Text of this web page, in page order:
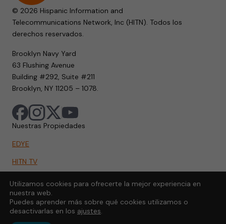
© 2026 Hispanic Information and
Telecommunications Network, Inc (HITN). Todos los
derechos reservados.
Brooklyn Navy Yard
63 Flushing Avenue
Building #292, Suite #211
Brooklyn, NY 11205 – 1078.
Nuestras Propiedades
EDYE
HITN TV
HITN.ORG
HITN GO
Utilizamos cookies para ofrecerte la mejor experiencia en
nuestra web.
Puedes aprender más sobre qué cookies utilizamos o
desactivarlas en los ajustes.